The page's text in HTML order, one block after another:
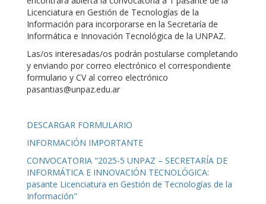
Licenciatura en Gestión de Tecnologías de la
Información para incorporarse en la Secretaría de
Informática e Innovación Tecnológica de la UNPAZ.
Las/os interesadas/os podrán postularse completando
y enviando por correo electrónico el correspondiente
formulario y CV al correo electrónico
pasantias@unpaz.edu.ar
DESCARGAR FORMULARIO
INFORMACIÓN IMPORTANTE
CONVOCATORIA "2025-5 UNPAZ – SECRETARÍA DE
INFORMÁTICA E INNOVACIÓN TECNOLÓGICA:
pasante Licenciatura en Gestión de Tecnologías de la
Información"